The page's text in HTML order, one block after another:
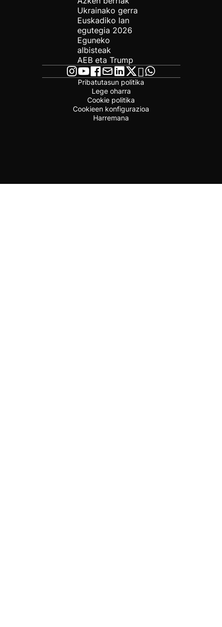
Ukrainako gerra
Euskadiko lan
egutegia 2026
Eguneko
albisteak
AEB eta Trump
Pribatutasun politika
Lege oharra
Cookie politika
Cookieen konfigurazioa
Harremana